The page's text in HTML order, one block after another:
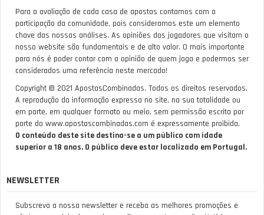
Para a avaliação de cada casa de apostas contamos com a
participação da comunidade, pois consideramos este um elemento
chave das nossas análises. As opiniões dos jogadores que visitam o
nosso website são fundamentais e de alto valor. O mais importante
para nós é poder contar com a opinião de quem joga e podermos ser
considerados uma referência neste mercado!
Copyright © 2021 ApostasCombinadas. Todos os direitos reservados.
A reprodução da informação expressa no site, na sua totalidade ou
em parte, em qualquer formato ou meio, sem permissão escrita por
parte do www.apostascombinadas.com é expressamente proibida.
O conteúdo deste site destina-se a um público com idade
superior a 18 anos. O público deve estar localizado em Portugal.
NEWSLETTER
Subscreva a nossa newsletter e receba as melhores promoções e